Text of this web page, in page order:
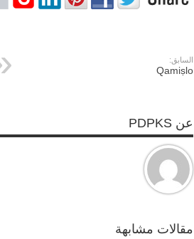
السابق:
Qamiṣlo
عن PDPKS
مقالات مشابهة